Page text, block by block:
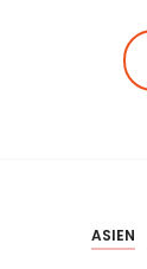
ASIEN